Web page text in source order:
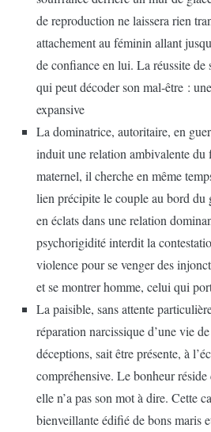
de reproduction ne laissera rien
attachement au féminin allant
de confiance en lui. La réussite de
qui peut décoder son mal-être :
expansive
La dominatrice, autoritaire, en
induit une relation ambivalente
maternel, il cherche en même
lien précipite le couple au bord du
en éclats dans une relation
psychorigidité interdit la
violence pour se venger des
et se montrer homme, celui qui
La paisible, sans attente
réparation narcissique d’une vie
déceptions, sait être présente, à
compréhensive. Le bonheur
elle n’a pas son mot à dire. Cette
bienveillante édifié de bons maris